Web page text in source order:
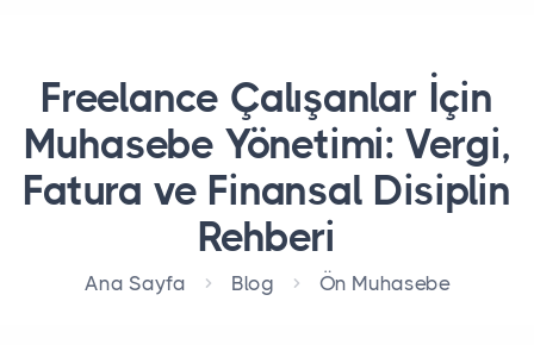
Freelance Çalışanlar İçin
Muhasebe Yönetimi: Vergi,
Fatura ve Finansal Disiplin
Rehberi
Ana Sayfa Blog Ön Muhasebe